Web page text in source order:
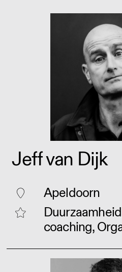
Jeff van Dijk
Apeldoorn
coaching,